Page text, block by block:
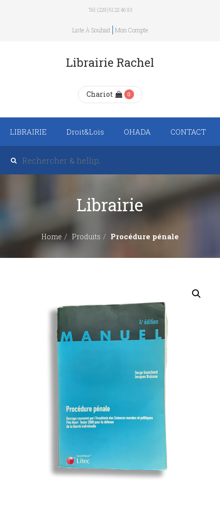
Tel: (229) 51 22 46 93
Liste À Souhait Mon Compte
Librairie Rachel
Chariot 0
LIBRAIRIE Droit&Lois
Recueil de texte de
lois
OHADA CONTACT
Librairie
Home Produits Procédure pénale